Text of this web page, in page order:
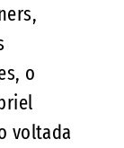
o
voltada